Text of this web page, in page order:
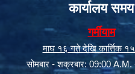
कार्यालय समय
गर्मीयाम
माघ १६ गते देखि कार्त्तिक
सोमबार - शक्रबार: 09:00